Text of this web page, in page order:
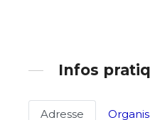
Infos
Adresse